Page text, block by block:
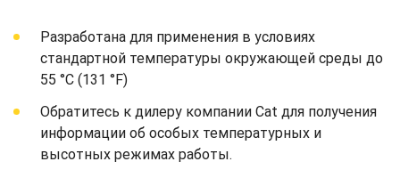
Разработана для применения в условиях
стандартной температуры окружающей среды до
55 °C (131 °F)
Обратитесь к дилеру компании Cat для получения
информации об особых температурных и
высотных режимах работы.